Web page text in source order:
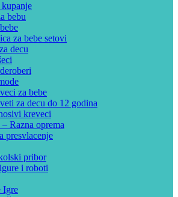
bebu
za bebe setovi
decu
za bebe
za decu do 12 godina
kreveci
Razna oprema
presvlacenje
pribor
i roboti
Igre